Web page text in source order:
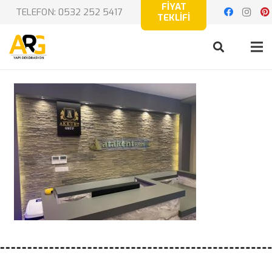
TELEFON: 0532 252 5417
FİYAT
TEKLİFİ